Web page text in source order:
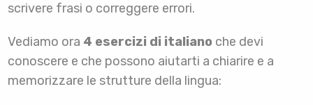
scrivere frasi o correggere errori.
Vediamo ora 4 esercizi di italiano che devi
conoscere e che possono aiutarti a chiarire e a
memorizzare le strutture della lingua: